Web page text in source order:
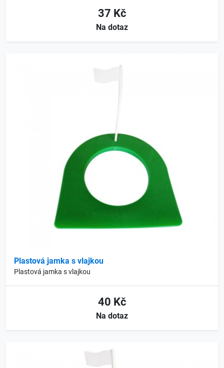
37 Kč
Na dotaz
Plastová jamka s vlajkou
Plastová jamka s vlajkou
40 Kč
Na dotaz